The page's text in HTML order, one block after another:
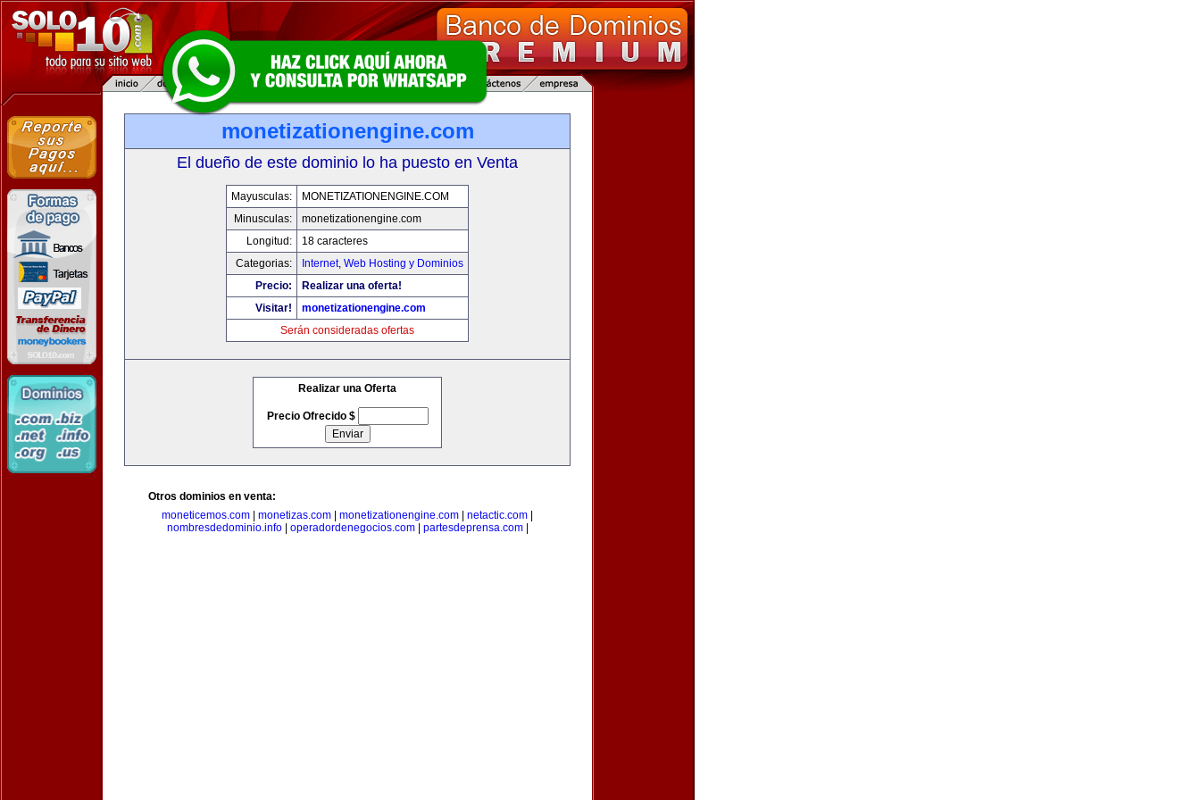
monetizationengine.com
El dueño de este dominio lo ha puesto en Venta
Mayusculas:
MONETIZATIONENGINE.COM
Minusculas:
monetizationengine.com
Longitud:
18 caracteres
Categorias:
Internet, Web Hosting y Dominios
Precio:
Realizar una oferta!
Visitar!
monetizationengine.com
Serán consideradas ofertas
Realizar una Oferta
Precio Ofrecido $
Otros dominios en venta:
moneticemos.com
monetizas.com monetizationengine.com netactic.com
nombresdedominio.info| operadordenegocios.com| partesdeprensa.com|